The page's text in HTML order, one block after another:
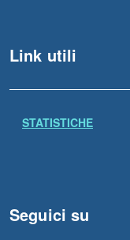
Link utili
STATISTICHE
Seguici su